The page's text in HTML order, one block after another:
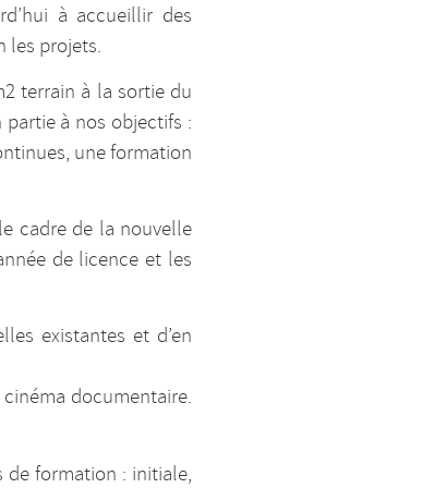
à accueillir des
les projets.
terrain à la sortie du
à nos objectifs :
une formation
cadre de la nouvelle
de licence et les
existantes et d’en
documentaire.
de formation : initiale,